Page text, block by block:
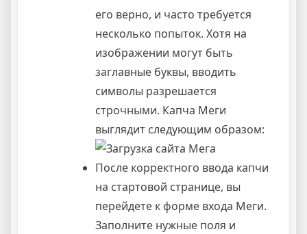
его верно, и часто требуется
несколько попыток. Хотя на
изображении могут быть
заглавные буквы, вводить
символы разрешается
строчными. Капча Меги
выглядит следующим образом:
После корректного ввода капчи
на стартовой странице, вы
перейдете к форме входа Меги.
Заполните нужные поля и